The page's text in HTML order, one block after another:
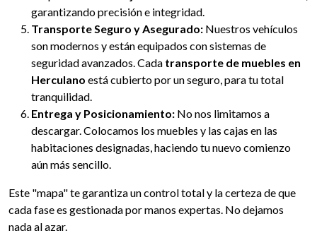
garantizando precisión e integridad.
Transporte Seguro y Asegurado: Nuestros vehículos
son modernos y están equipados con sistemas de
seguridad avanzados. Cada transporte de muebles en
Herculano está cubierto por un seguro, para tu total
tranquilidad.
Entrega y Posicionamiento: No nos limitamos a
descargar. Colocamos los muebles y las cajas en las
habitaciones designadas, haciendo tu nuevo comienzo
aún más sencillo.
Este "mapa" te garantiza un control total y la certeza de que
cada fase es gestionada por manos expertas. No dejamos
nada al azar.